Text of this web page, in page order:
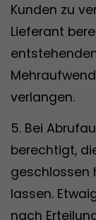
Kunden zu
Lieferant
verlangen.
5. Bei
berechtigt,
geschlossen
lassen.
nach